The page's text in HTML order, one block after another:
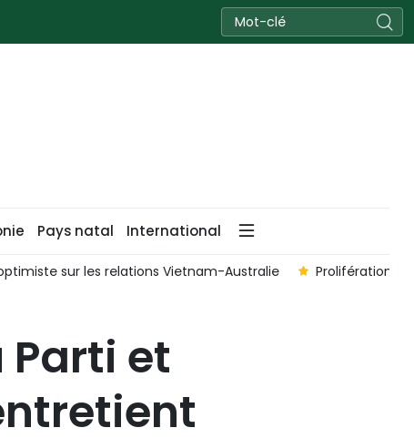
Pays natal International
des armes de destruction massive : l'AN
et